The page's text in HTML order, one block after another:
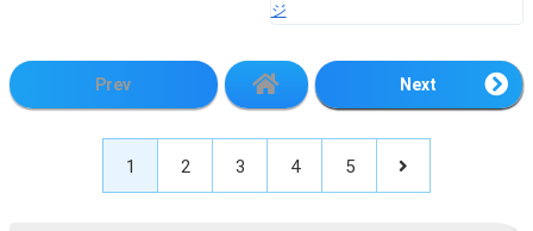
ジ
Prev Next
1 2 3 4 5